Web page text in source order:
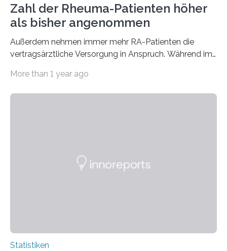
Zahl der Rheuma-Patienten höher
als bisher angenommen
Außerdem nehmen immer mehr RA-Patienten die
vertragsärztliche Versorgung in Anspruch. Während im
More than 1 year ago
Statistiken